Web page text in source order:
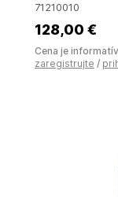
71210010
128,00 €
Cena je
zaregistrujte /